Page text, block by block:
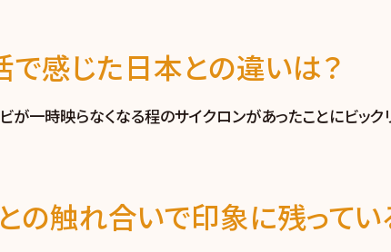
で感じた日本との違いは？
が一時映らなくなる程のサイクロンがあったことにビック
の触れ合いで印象に残って